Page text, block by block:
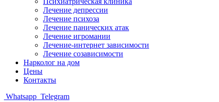
Лечение депрессии
Лечение психоза
Лечение панических атак
Лечение игромании
Лечение-интернет зависимости
Лечение созависимости
Нарколог на дом
Цены
Контакты
Whatsapp Telegram